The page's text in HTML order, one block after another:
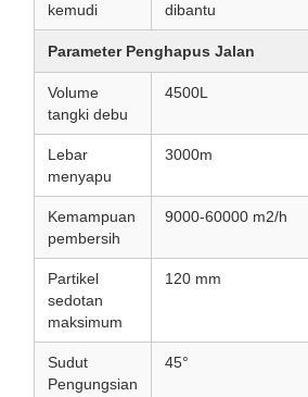
kemudi
dibantu
Parameter Penghapus Jalan
Volume
tangki debu
4500L
Lebar
menyapu
3000m
Kemampuan
pembersih
9000-60000 m2/h
Partikel
sedotan
maksimum
120 mm
Sudut
Pengungsian
45°